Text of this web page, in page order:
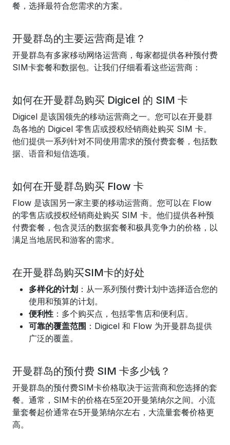
餐，选择最符合您需求的方案。
开曼群岛的主要运营商是谁？
开曼群岛有多家移动网络运营商，每家都提供各种预付费
SIM卡套餐和数据包。让我们仔细看看这些运营商：
如何在开曼群岛购买 Digicel 的 SIM 卡
Digicel 是该国领先的移动运营商之一。您可以在开曼群
岛各地的 Digicel 零售店或授权经销商处购买 SIM 卡。
他们提供一系列针对不同使用需求的预付费套餐，包括数
据、语音和短信选项。
如何在开曼群岛购买 Flow 卡
Flow 是该国另一家主要的移动运营商。您可以在 Flow
的零售店或授权经销商处购买 SIM 卡。他们提供各种预
付费套餐，包含灵活的数据套餐和极具竞争力的价格，以
满足当地居民和游客的需求。
在开曼群岛购买SIM卡的好处
多样化的计划 ：从一系列预付费计划中选择适合您的
使用和预算的计划。
便利性 ：多个购买点，包括零售店和便利店。
可靠的覆盖范围 ：Digicel 和 Flow 为开曼群岛提供
广泛的覆盖。
开曼群岛的预付费 SIM 卡多少钱？
开曼群岛的预付费SIM卡价格取决于运营商和您选择的套
餐。通常，SIM卡的价格在5至20开曼第纳尔之间。小流
量套餐起价通常在5开曼第纳尔左右，大流量套餐价格更
高。